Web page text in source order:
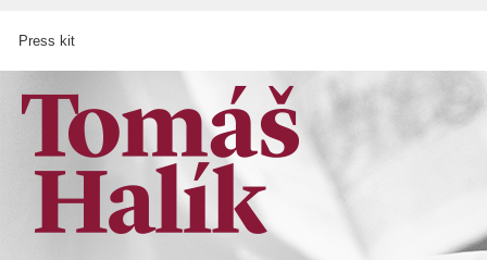
Press kit